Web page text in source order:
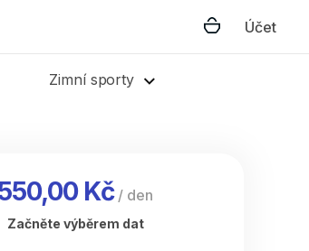
Účet
Zimní sporty
Kč/ den
Začněte výběrem dat